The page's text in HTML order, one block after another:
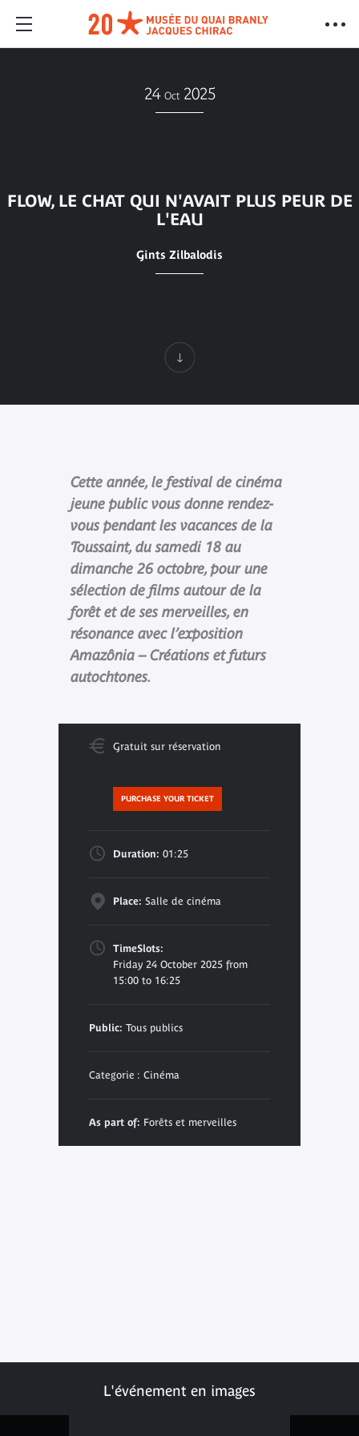
24 Oct 2025
FLOW, LE CHAT QUI N'AVAIT PLUS PEUR DE
L'EAU
Gints Zilbalodis
Cette année, le festival de cinéma
jeune public vous donne rendez-
vous pendant les vacances de la
Toussaint, du samedi 18 au
dimanche 26 octobre, pour une
sélection de films autour de la
forêt et de ses merveilles, en
résonance avec l’exposition
Amazônia – Créations et futurs
autochtones.
Gratuit sur réservation
PURCHASE YOUR TICKET
Duration: 01:25
Place: Salle de cinéma
TimeSlots:
Friday 24 October 2025 from
15:00 to 16:25
Public: Tous publics
Categorie : Cinéma
As part of: Forêts et merveilles
L'événement en images